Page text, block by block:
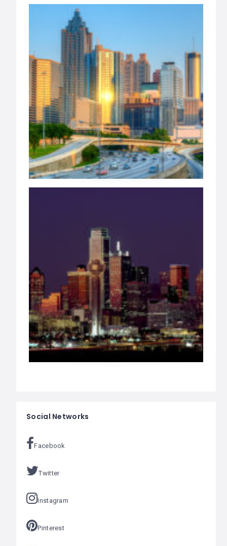
Social Networks
Facebook
Twitter
Instagram
Pinterest